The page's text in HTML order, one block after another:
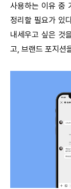
사용하는 이유 중
정리할 필요가 있
내세우고 싶은 것
고, 브랜드 포지션